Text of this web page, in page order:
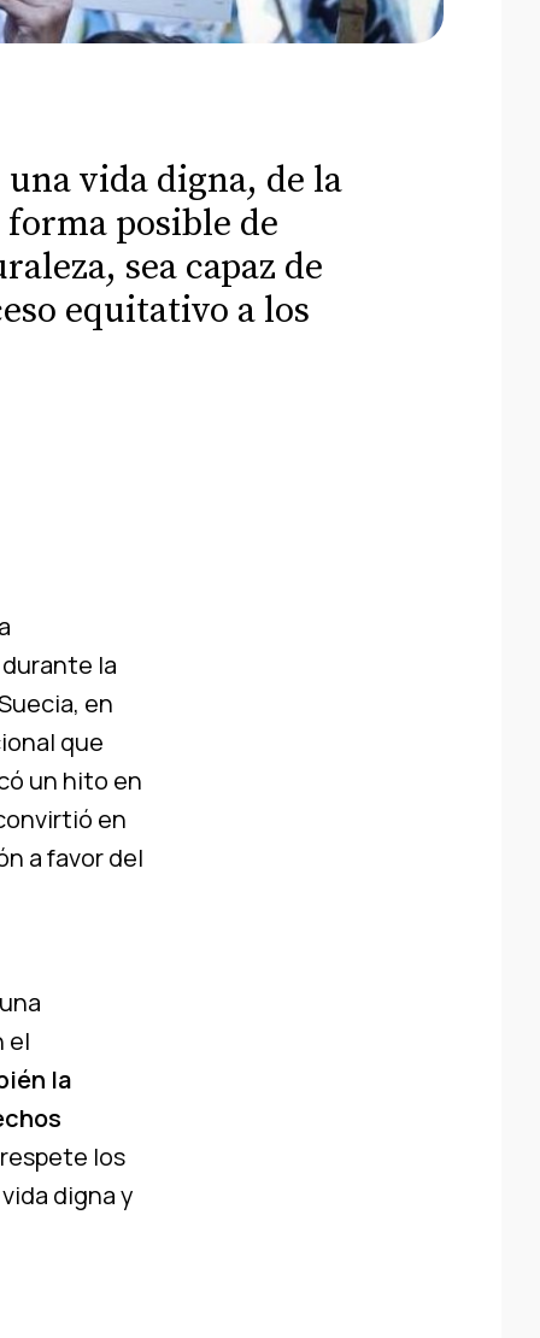
vida digna, de la
posible de
sea capaz de
equitativo a los
la
en
que
un hito en
en
a favor del
el
la
los
digna y